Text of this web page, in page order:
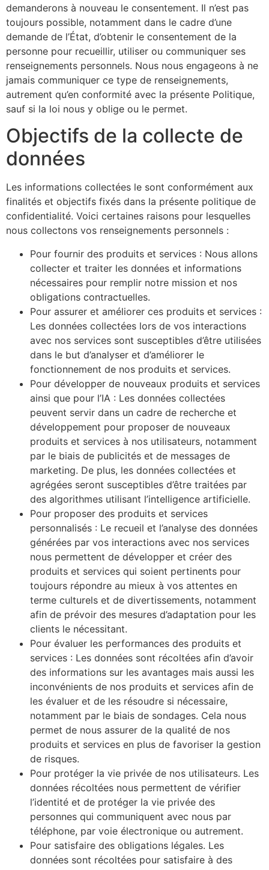
demanderons à nouveau le consentement. Il n’est pas
toujours possible, notamment dans le cadre d’une
demande de l’État, d’obtenir le consentement de la
personne pour recueillir, utiliser ou communiquer ses
renseignements personnels. Nous nous engageons à ne
jamais communiquer ce type de renseignements,
autrement qu’en conformité avec la présente Politique,
sauf si la loi nous y oblige ou le permet.
Objectifs de la collecte de
données
Les informations collectées le sont conformément aux
finalités et objectifs fixés dans la présente politique de
confidentialité. Voici certaines raisons pour lesquelles
nous collectons vos renseignements personnels :
Pour fournir des produits et services : Nous allons
collecter et traiter les données et informations
nécessaires pour remplir notre mission et nos
obligations contractuelles.
Pour assurer et améliorer ces produits et services :
Les données collectées lors de vos interactions
avec nos services sont susceptibles d’être utilisées
dans le but d’analyser et d’améliorer le
fonctionnement de nos produits et services.
Pour développer de nouveaux produits et services
ainsi que pour l’IA : Les données collectées
peuvent servir dans un cadre de recherche et
développement pour proposer de nouveaux
produits et services à nos utilisateurs, notamment
par le biais de publicités et de messages de
marketing. De plus, les données collectées et
agrégées seront susceptibles d’être traitées par
des algorithmes utilisant l’intelligence artificielle.
Pour proposer des produits et services
personnalisés : Le recueil et l’analyse des données
générées par vos interactions avec nos services
nous permettent de développer et créer des
produits et services qui soient pertinents pour
toujours répondre au mieux à vos attentes en
terme culturels et de divertissements, notamment
afin de prévoir des mesures d’adaptation pour les
clients le nécessitant.
Pour évaluer les performances des produits et
services : Les données sont récoltées afin d’avoir
des informations sur les avantages mais aussi les
inconvénients de nos produits et services afin de
les évaluer et de les résoudre si nécessaire,
notamment par le biais de sondages. Cela nous
permet de nous assurer de la qualité de nos
produits et services en plus de favoriser la gestion
de risques.
Pour protéger la vie privée de nos utilisateurs. Les
données récoltées nous permettent de vérifier
l’identité et de protéger la vie privée des
personnes qui communiquent avec nous par
téléphone, par voie électronique ou autrement.
Pour satisfaire des obligations légales. Les
données sont récoltées pour satisfaire à des